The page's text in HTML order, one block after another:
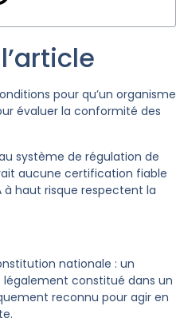
pour qu’un organisme
évaluer la conformité des
système de régulation de
aucune certification fiable
à haut risque respectent la
nationale : un
constitué dans un
reconnu pour agir en